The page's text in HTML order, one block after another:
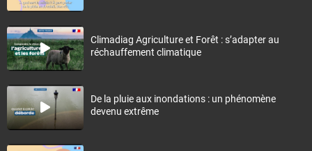
Climadiag Agriculture et Forêt : s’adapter au
réchauffement climatique
De la pluie aux inondations : un phénomène
devenu extrême